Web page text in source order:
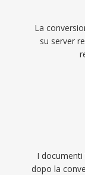
La
su server
I documenti
dopo la